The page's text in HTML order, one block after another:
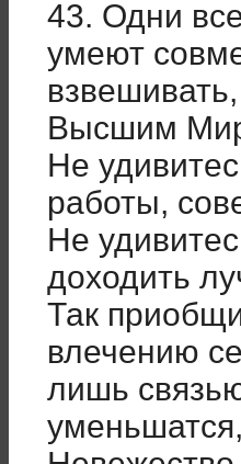
43. Одни
умеют
Высшим
Не
работы,
Не
доходить
Так
влечению
лишь